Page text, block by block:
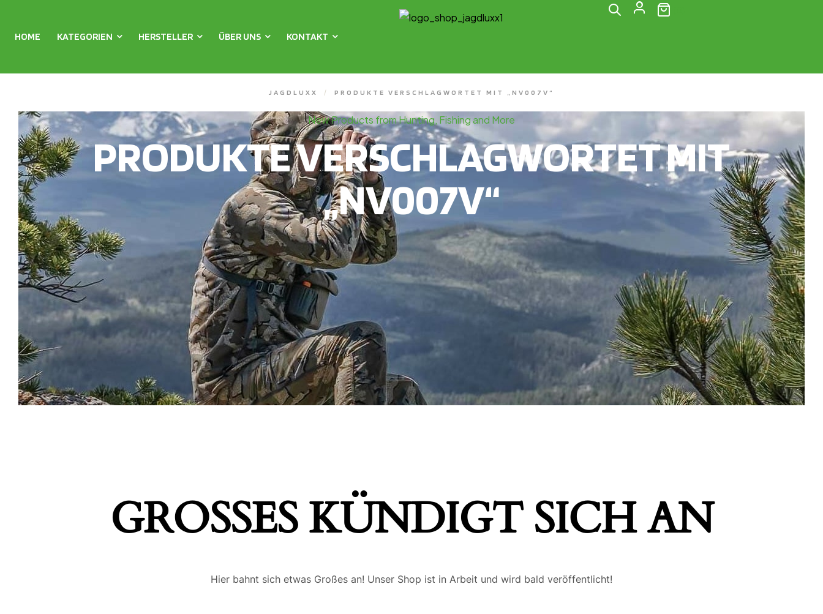
HOME KATEGORIEN HERSTELLER ÜBER UNS KONTAKT
JAGDLUXX / PRODUKTE VERSCHLAGWORTET MIT „NV007V“
New Products from Hunting, Fishing and More
PRODUKTE VERSCHLAGWORTET MIT
„NV007V“
GROSSES KÜNDIGT SICH AN
Hier bahnt sich etwas Großes an! Unser Shop ist in Arbeit und wird bald veröffentlicht!